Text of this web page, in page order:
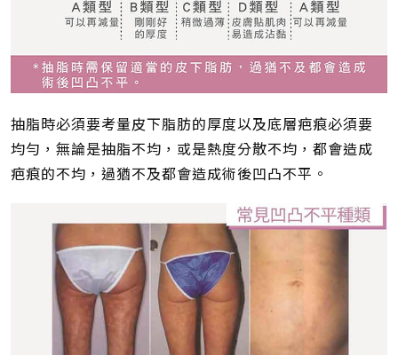
抽脂時必須要考量皮下脂肪的厚度以及底層疤痕必須要
均勻，無論是抽脂不均，或是熱度分散不均，都會造成
疤痕的不均，過猶不及都會造成術後凹凸不平。